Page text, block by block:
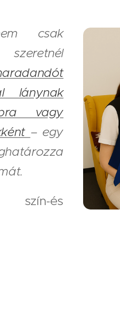
csak
lánynak
vagy
– egy
szín-és